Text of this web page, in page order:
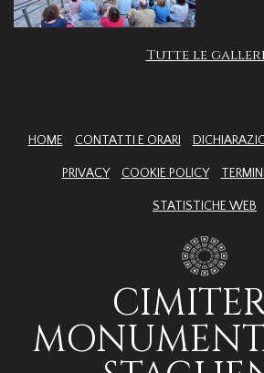
Tutte le
HOME CONTATTI E ORARI
PRIVACY COOKIE POLICY
STATISTICHE WEB